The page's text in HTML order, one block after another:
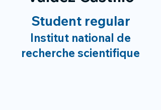
Student regular
Institut national de
recherche scientifique